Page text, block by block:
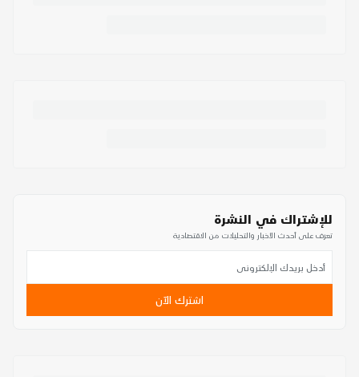
للإشتراك في النشرة
تعرف على أحدث الأخبار والتحليلات من الاقتصادية
اشترك الآن